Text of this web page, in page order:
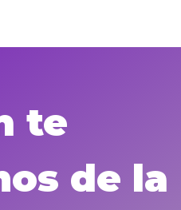
te
de la